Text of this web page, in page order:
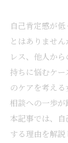
自己肯定感が
とはありませ
レス、他人か
持ちに悩むケ
のケアを考え
相談への一歩が
本記事では、
する理由を解